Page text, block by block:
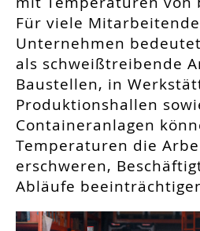
Für viele
Unternehmen
als schweißtreibende
Baustellen, in
Produktionshallen
Containeranlagen
Temperaturen die
erschweren,
Abläufe